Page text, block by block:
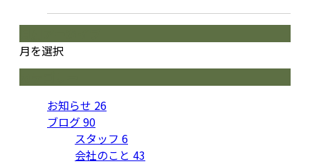
月を選択
お知らせ 26
ブログ90
スタッフ 6
会社のこと 43